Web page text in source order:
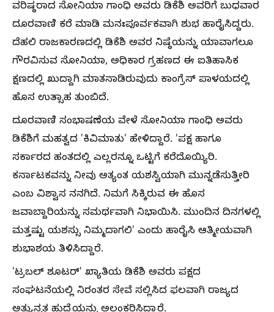
ವರಿಷ್ಠರಾದ ಸೋನಿಯಾ ಗಾಂಧಿ ಅವರು ಡಿಕೆಶಿ ಅವರಿಗೆ ಬುಧವಾರ
ದೂರವಾಣಿ ಕರೆ ಮಾಡಿ ಮನಃಪೂರ್ವಕವಾಗಿ ಶುಭ ಹಾರೈಸಿದ್ದರು.
ದೆಹಲಿ ರಾಜಕಾರಣದಲ್ಲಿ ಡಿಕೆಶಿ ಅವರ ನಿಷ್ಠೆಯನ್ನು ಯಾವಾಗಲೂ
ಗೌರವಿಸುವ ಸೋನಿಯಾ, ಅಧಿಕಾರ ಗ್ರಹಣದ ಈ ಐತಿಹಾಸಿಕ
ಕ್ಷಣದಲ್ಲಿ ಖುದ್ದಾಗಿ ಮಾತನಾಡಿರುವುದು ಕಾಂಗ್ರೆಸ್ ಪಾಳಯದಲ್ಲಿ
ಹೊಸ ಉತ್ಸಾಹ ತುಂಬಿದೆ.
ದೂರವಾಣಿ ಸಂಭಾಷಣೆಯ ವೇಳೆ ಸೋನಿಯಾ ಗಾಂಧಿ ಅವರು
ಡಿಕೆಶಿಗೆ ಮಹತ್ವದ 'ಕಿವಿಮಾತು' ಹೇಳಿದ್ದಾರೆ. 'ಪಕ್ಷ ಹಾಗೂ
ಸರ್ಕಾರದ ಹಂತದಲ್ಲಿ ಎಲ್ಲರನ್ನೂ ಒಟ್ಟಿಗೆ ಕರೆದೊಯ್ಯಿರಿ.
ಕರ್ನಾಟಕವನ್ನು ನೀವು ಅತ್ಯಂತ ಯಶಸ್ವಿಯಾಗಿ ಮುನ್ನಡೆಸುತ್ತೀರಿ
ಎಂಬ ವಿಶ್ವಾಸ ನನಗಿದೆ. ನಿಮಗೆ ಸಿಕ್ಕಿರುವ ಈ ಹೊಸ
ಜವಾಬ್ದಾರಿಯನ್ನು ಸಮರ್ಥವಾಗಿ ನಿಭಾಯಿಸಿ. ಮುಂದಿನ ದಿನಗಳಲ್ಲಿ
ಮತ್ತಷ್ಟು ಯಶಸ್ಸು ನಿಮ್ಮದಾಗಲಿ' ಎಂದು ಹಾರೈಸಿ ಆತ್ಮೀಯವಾಗಿ
ಶುಭಾಶಯ ತಿಳಿಸಿದ್ದಾರೆ.
'ಟ್ರಬಲ್ ಶೂಟರ್' ಖ್ಯಾತಿಯ ಡಿಕೆಶಿ ಅವರು ಪಕ್ಷದ
ಸಂಘಟನೆಯಲ್ಲಿ ನಿರಂತರ ಸೇವೆ ಸಲ್ಲಿಸಿದ ಫಲವಾಗಿ ರಾಜ್ಯದ